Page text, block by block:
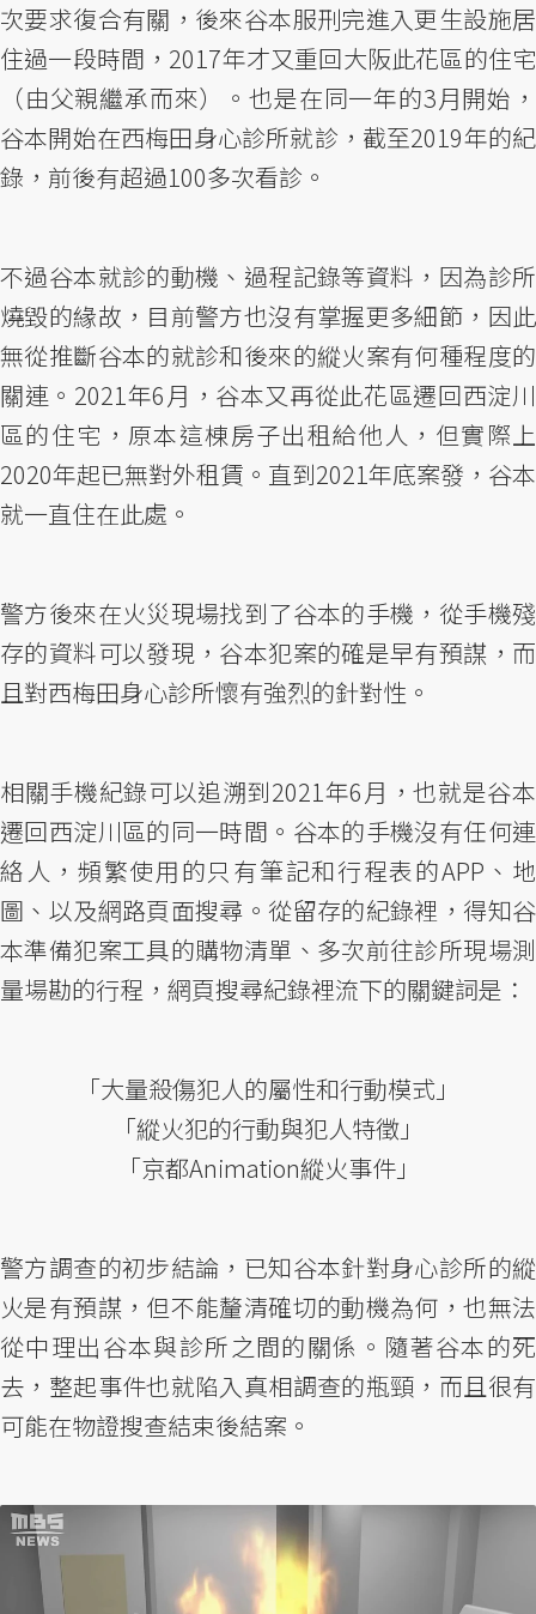
次要求復合有關，後來谷本服刑完進入更生設施居
住過一段時間，2017年才又重回大阪此花區的住宅
（由父親繼承而來）。也是在同一年的3月開始，
谷本開始在西梅田身心診所就診，截至2019年的紀
錄，前後有超過100多次看診。
不過谷本就診的動機、過程記錄等資料，因為診所
燒毀的緣故，目前警方也沒有掌握更多細節，因此
無從推斷谷本的就診和後來的縱火案有何種程度的
關連。2021年6月，谷本又再從此花區遷回西淀川
區的住宅，原本這棟房子出租給他人，但實際上
2020年起已無對外租賃。直到2021年底案發，谷本
就一直住在此處。
警方後來在火災現場找到了谷本的手機，從手機殘
存的資料可以發現，谷本犯案的確是早有預謀，而
且對西梅田身心診所懷有強烈的針對性。
相關手機紀錄可以追溯到2021年6月，也就是谷本
遷回西淀川區的同一時間。谷本的手機沒有任何連
絡人，頻繁使用的只有筆記和行程表的APP、地
圖、以及網路頁面搜尋。從留存的紀錄裡，得知谷
本準備犯案工具的購物清單、多次前往診所現場測
量場勘的行程，網頁搜尋紀錄裡流下的關鍵詞是：
「大量殺傷犯人的屬性和行動模式」
「縱火犯的行動與犯人特徵」
「京都Animation縱火事件」
警方調查的初步結論，已知谷本針對身心診所的縱
火是有預謀，但不能釐清確切的動機為何，也無法
從中理出谷本與診所之間的關係。隨著谷本的死
去，整起事件也就陷入真相調查的瓶頸，而且很有
可能在物證搜查結束後結案。